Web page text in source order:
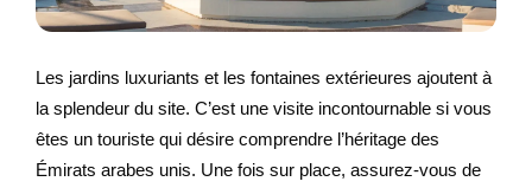
Les jardins luxuriants et les fontaines extérieures ajoutent à
la splendeur du site. C’est une visite incontournable si vous
êtes un touriste qui désire comprendre l’héritage des
Émirats arabes unis. Une fois sur place, assurez-vous de